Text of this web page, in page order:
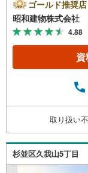
建物です
社です。
件の選定
報をお伝え、ご
社頂ける
動産をお
るようご
ゴールド推奨店
昭和建物株式会社
4.88
取り扱い
杉並区久我山5丁目